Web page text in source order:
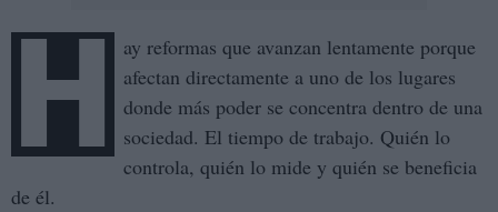
H ay reformas que avanzan lentamente porque
afectan directamente a uno de los lugares
donde más poder se concentra dentro de una
sociedad. El tiempo de trabajo. Quién lo
controla, quién lo mide y quién se beneficia
de él.